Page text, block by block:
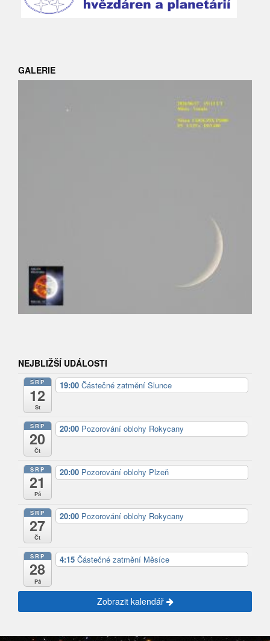
GALERIE
NEJBLIŽŠÍ UDÁLOSTI
SRP
12
St
19:00 Částečné zatmění Slunce
SRP
20
Čt
20:00 Pozorování oblohy Rokycany
SRP
21
Pá
20:00 Pozorování oblohy Plzeň
SRP
27
Čt
20:00 Pozorování oblohy Rokycany
SRP
28
Pá
4:15 Částečné zatmění Měsíce
Zobrazit kalendář